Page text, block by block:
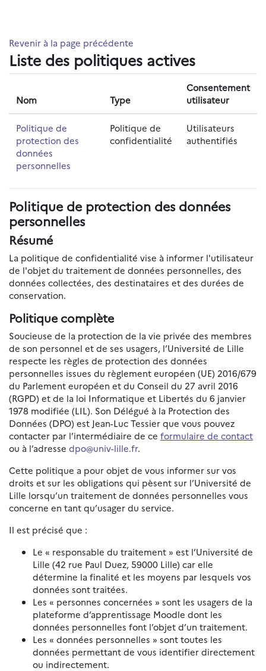
Revenir à la page précédente
Liste des politiques actives
Nom Type
Consentement
utilisateur
Politique de
protection des
données
personnelles
Politique de
confidentialité
Utilisateurs
authentifiés
Politique de protection des données
personnelles
Résumé
La politique de confidentialité vise à informer l'utilisateur
de l'objet du traitement de données personnelles, des
données collectées, des destinataires et des durées de
conservation.
Politique complète
Soucieuse de la protection de la vie privée des membres
de son personnel et de ses usagers, l’Université de Lille
respecte les règles de protection des données
personnelles issues du règlement européen (UE) 2016/679
du Parlement européen et du Conseil du 27 avril 2016
(RGPD) et de la loi Informatique et Libertés du 6 janvier
1978 modifiée (LIL). Son Délégué à la Protection des
Données (DPO) est Jean-Luc Tessier que vous pouvez
contacter par l’intermédiaire de ce formulaire de contact
ou à l’adresse dpo@univ-lille.fr.
Cette politique a pour objet de vous informer sur vos
droits et sur les obligations qui pèsent sur l’Université de
Lille lorsqu’un traitement de données personnelles vous
concerne en tant qu’usager du service.
Il est précisé que :
Le « responsable du traitement » est l’Université de
Lille (42 rue Paul Duez, 59000 Lille) car elle
détermine la finalité et les moyens par lesquels vos
données sont traitées.
Les « personnes concernées » sont les usagers de la
plateforme d’apprentissage Moodle dont les
données personnelles font l’objet d’un traitement.
Les « données personnelles » sont toutes les
données permettant de vous identifier directement
ou indirectement.